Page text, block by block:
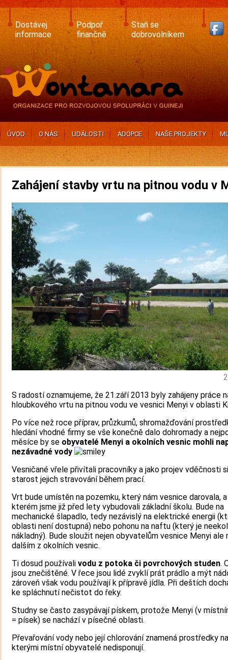
Skip
main
content
Dostávej
informace
Podpoř
finančně
Staň se
dobrovolníkem
ÚVOD O NÁS UDÁLOSTI ADOPCE NAŠE PROJEKTY
Zahájení stavby vrtu na pitnou vodu v
S radostí oznamujeme, že 21.září 2013 byly zahájeny práce
hloubkového vrtu na pitnou vodu ve vesnici Menyi v oblasti
Po více než roce příprav, průzkumů, shromažďování
hledání vhodné firmy se vše konečně dalo dohromady a
měsíce by se obyvatelé Menyi a okolních vesnic mohli
nezávadné vody
Vesničané vřele přivítali pracovníky a jako projev vděčnosti
starost jejich stravování během prací.
Vrt bude umístěn na pozemku, který nám vesnice darovala, a
kterém jsme již před lety vybudovali základní školu. Bude na
mechanické šlapadlo, tedy nezávislý na elektrické energii
oblasti není dostupná) nebo pohonu na naftu (který je
nákladný). Bude sloužit nejen obyvatelům vesnice Menyi ale
dalším z okolních vesnic.
Ti dosud používali vodu z potoka či povrchových studen.
jsou znečištěné. V řece jsou lidé zvyklí prát prádlo a mýt
zároveň však vodu používají k přípravě jídla. Při deštích
ke spláchnutí nečistot do řeky.
Studny se často zasypávají pískem, protože Menyi (v
= písek) se nachází v písečné oblasti.
Převařování vody nebo její chlorování znamená prostředky
kterými místní obyvatelé nedisponují.